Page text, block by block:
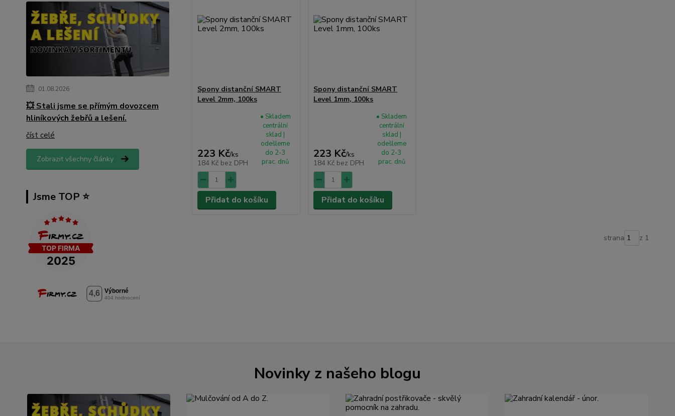
01.08.2026
💥 Stali jsme se přímým dovozcem
hliníkových žebřů a lešení.
číst celé
Zobrazit všechny články
Jsme TOP ⭐️
Spony distanční SMART
Level 2mm, 100ks
223 Kč/ks
184 Kč bez DPH
• Skladem
centrální
sklad |
odešleme
do 2-3
prac. dnů
Přidat do košíku
Spony distanční SMART
Level 1mm, 100ks
223 Kč/ks
184 Kč bez DPH
• Skladem
centrální
sklad |
odešleme
do 2-3
prac. dnů
Přidat do košíku
strana z 1
Novinky z našeho blogu